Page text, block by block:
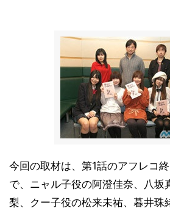
今回の取材は、第1話のアフレコ
で、ニャル子役の阿澄佳奈、八坂
梨、クー子役の松来未祐、暮井珠